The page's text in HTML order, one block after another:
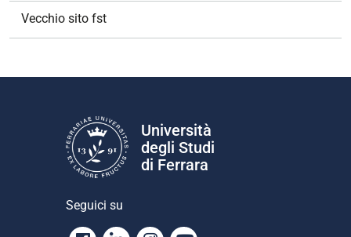
Vecchio sito fst
Università
degli Studi
di Ferrara
Seguici su